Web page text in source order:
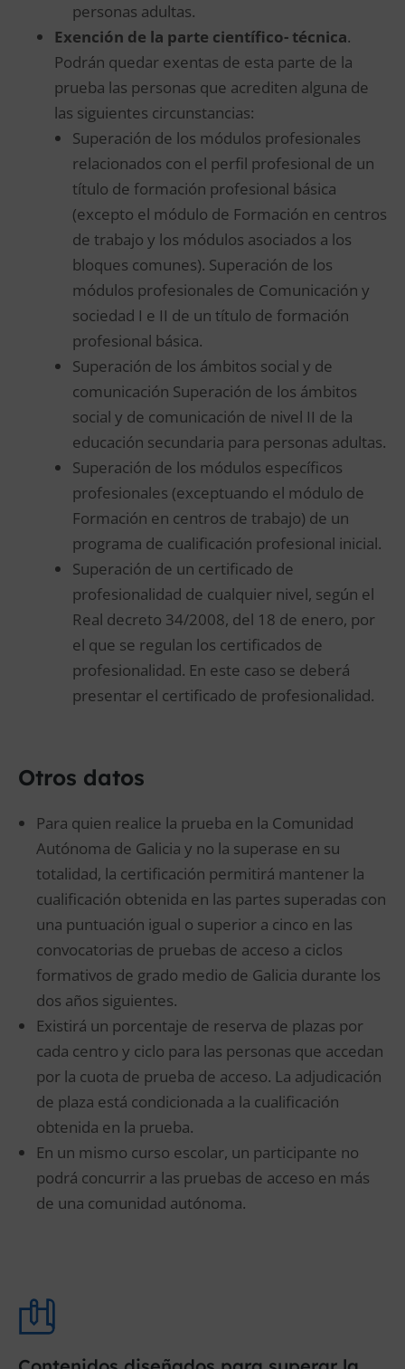
personas adultas.
Exención de la parte científico- técnica.
Podrán quedar exentas de esta parte de la
prueba las personas que acrediten alguna de
las siguientes circunstancias:
Superación de los módulos profesionales
relacionados con el perfil profesional de un
título de formación profesional básica
(excepto el módulo de Formación en centros
de trabajo y los módulos asociados a los
bloques comunes). Superación de los
módulos profesionales de Comunicación y
sociedad I e II de un título de formación
profesional básica.
Superación de los ámbitos social y de
comunicación Superación de los ámbitos
social y de comunicación de nivel II de la
educación secundaria para personas adultas.
Superación de los módulos específicos
profesionales (exceptuando el módulo de
Formación en centros de trabajo) de un
programa de cualificación profesional inicial.
Superación de un certificado de
profesionalidad de cualquier nivel, según el
Real decreto 34/2008, del 18 de enero, por
el que se regulan los certificados de
profesionalidad. En este caso se deberá
presentar el certificado de profesionalidad.
Otros datos
Para quien realice la prueba en la Comunidad
Autónoma de Galicia y no la superase en su
totalidad, la certificación permitirá mantener la
cualificación obtenida en las partes superadas con
una puntuación igual o superior a cinco en las
convocatorias de pruebas de acceso a ciclos
formativos de grado medio de Galicia durante los
dos años siguientes.
Existirá un porcentaje de reserva de plazas por
cada centro y ciclo para las personas que accedan
por la cuota de prueba de acceso. La adjudicación
de plaza está condicionada a la cualificación
obtenida en la prueba.
En un mismo curso escolar, un participante no
podrá concurrir a las pruebas de acceso en más
de una comunidad autónoma.